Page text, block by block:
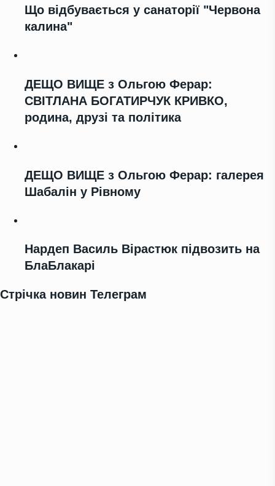
Що відбувається у санаторії "Червона
калина"
ДЕЩО ВИЩЕ з Ольгою Ферар:
СВІТЛАНА БОГАТИРЧУК КРИВКО,
родина, друзі та політика
ДЕЩО ВИЩЕ з Ольгою Ферар: галерея
Шабалін у Рівному
Нардеп Василь Вірастюк підвозить на
БлаБлакарі
Стрічка новин Телеграм